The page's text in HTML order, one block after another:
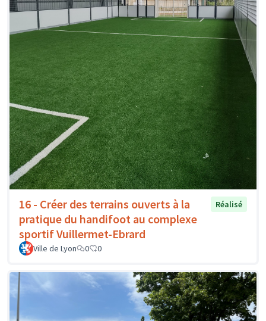
16 - Créer des terrains ouverts à la
pratique du handifoot au complexe
sportif Vuillermet-Ebrard
Réalisé
Ville de Lyon 0 0